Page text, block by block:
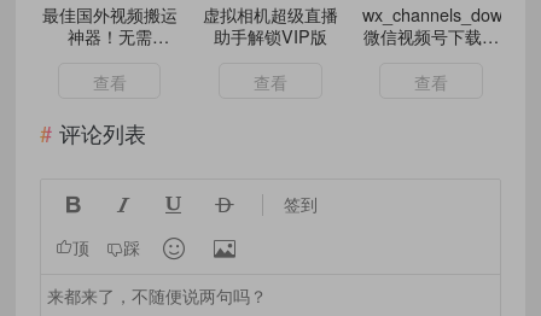
最佳国外视频搬运
神器！无需
查看
虚拟相机超级直播
助手解锁VIP版
查看
微信视频号下载器
查看
评论列表
    签到
顶 踩  